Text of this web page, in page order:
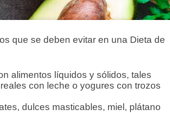
que se deben evitar en una Dieta de
alimentos líquidos y sólidos, tales
con leche o yogures con trozos
dulces masticables, miel, plátano